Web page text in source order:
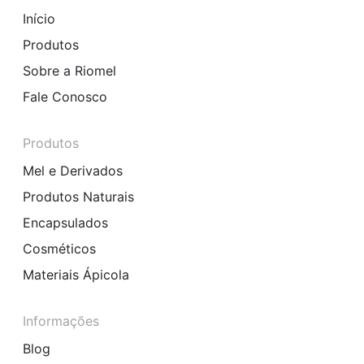
Início
Produtos
Sobre a Riomel
Fale Conosco
Produtos
Mel e Derivados
Produtos Naturais
Encapsulados
Cosméticos
Materiais Ápicola
Informações
Blog